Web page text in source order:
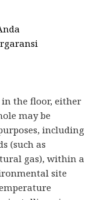
the floor, either
may be
including
(such as
gas), within a
site